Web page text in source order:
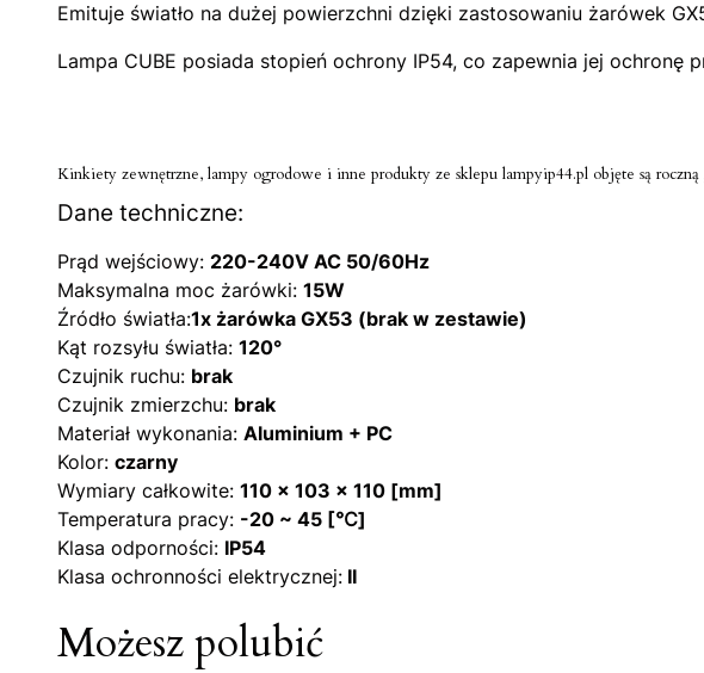
Emituje światło na dużej powierzchni dzięki zastosowaniu żarówek
Lampa CUBE posiada stopień ochrony IP54, co zapewnia jej
Kinkiety zewnętrzne, lampy ogrodowe i inne produkty ze sklepu lampyip44.pl objęte są roczną
Dane techniczne:
Prąd wejściowy: 220-240V AC 50/60Hz
Maksymalna moc żarówki: 15W
Źródło światła:1x żarówka GX53 (brak w zestawie)
Kąt rozsyłu światła: 120°
Czujnik ruchu: brak
Czujnik zmierzchu: brak
Materiał wykonania: Aluminium + PC
Kolor: czarny
Wymiary całkowite: 110 x 103 x 110 [mm]
Temperatura pracy: -20 ~ 45 [℃]
Klasa odporności: IP54
Klasa ochronności elektrycznej: II
Możesz polubić